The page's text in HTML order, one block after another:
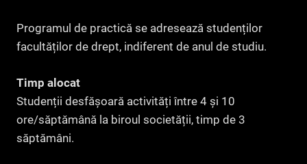
Programul de practică se adresează studenților
facultăților de drept, indiferent de anul de studiu.
Timp alocat
Studenții desfășoară activități între 4 și 10
ore/săptămână la biroul societății, timp de 3
săptămâni.